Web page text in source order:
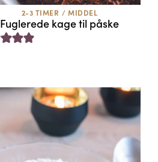
2-3 TIMER /MIDDEL
Fuglerede kage til påske